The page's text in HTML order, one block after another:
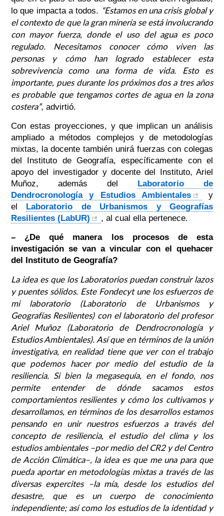
lo que impacta a todos. “Estamos en una crisis global y
el contexto de que la gran minería se está involucrando
con mayor fuerza, donde el uso del agua es poco
regulado. Necesitamos conocer cómo viven las
personas y cómo han logrado establecer esta
sobrevivencia como una forma de vida. Esto es
importante, pues durante los próximos dos a tres años
es probable que tengamos cortes de agua en la zona
costera”, advirtió.
Con estas proyecciones, y que implican un análisis
ampliado a métodos complejos y de metodologías
mixtas, la docente también unirá fuerzas con colegas
del Instituto de Geografía, específicamente con el
apoyo del investigador y docente del Instituto, Ariel
Muñoz, además del
Laboratorio de
Dendrocronología y Estudios Ambientales
y
el
Laboratorio de Urbanismos y Geografías
Resilientes (LabUR)
, al cual ella pertenece.
– ¿De qué manera los procesos de esta
investigación se van a vincular con el quehacer
del Instituto de Geografía?
La idea es que los Laboratorios puedan construir lazos
y puentes sólidos. Este Fondecyt une los esfuerzos de
mi laboratorio (Laboratorio de Urbanismos y
Geografías Resilientes) con el laboratorio del profesor
Ariel Muñoz (Laboratorio de Dendrocronología y
Estudios Ambientales). Así que en términos de la unión
investigativa, en realidad tiene que ver con el trabajo
que podemos hacer por medio del estudio de la
resiliencia. Si bien la megasequía, en el fondo, nos
permite entender de dónde sacamos estos
comportamientos resilientes y cómo los cultivamos y
desarrollamos, en términos de los desarrollos estamos
pensando en unir nuestros esfuerzos a través del
concepto de resiliencia, el estudio del clima y los
estudios ambientales –por medio del CR2 y del Centro
de Acción Climática–, la idea es que me una para que
pueda aportar en metodologías mixtas a través de las
diversas expercites –la mía, desde los estudios del
desastre, que es un cuerpo de conocimiento
independiente; así como los estudios de la identidad y